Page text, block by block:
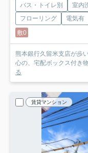
バス・トイレ別 室内
フローリング
電気有
敷0
熊本銀行久留米支店が歩
心の、宅配ボックス付き
る
賃貸マンション